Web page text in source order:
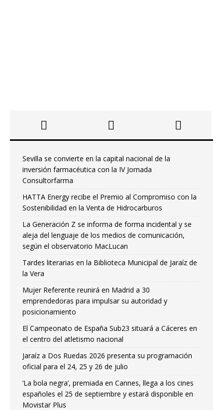
Sevilla se convierte en la capital nacional de la
inversión farmacéutica con la IV Jornada
Consultorfarma
HATTA Energy recibe el Premio al Compromiso con la
Sostenibilidad en la Venta de Hidrocarburos
La Generación Z se informa de forma incidental y se
aleja del lenguaje de los medios de comunicación,
según el observatorio MacLucan
Tardes literarias en la Biblioteca Municipal de Jaraíz de
la Vera
Mujer Referente reunirá en Madrid a 30
emprendedoras para impulsar su autoridad y
posicionamiento
El Campeonato de España Sub23 situará a Cáceres en
el centro del atletismo nacional
Jaraíz a Dos Ruedas 2026 presenta su programación
oficial para el 24, 25 y 26 de julio
‘La bola negra’, premiada en Cannes, llega a los cines
españoles el 25 de septiembre y estará disponible en
Movistar Plus